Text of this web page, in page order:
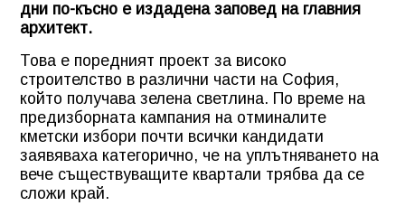
дни по-късно е издадена заповед на главния
архитект.
Това е поредният проект за високо
строителство в различни части на София,
който получава зелена светлина. По време на
предизборната кампания на отминалите
кметски избори почти всички кандидати
заявяваха категорично, че на уплътняването на
вече съществуващите квартали трябва да се
сложи край.